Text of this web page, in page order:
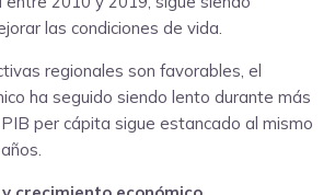
las condiciones de vida.
regionales son favorables, el
ha seguido siendo lento durante más
per cápita sigue estancado al mismo